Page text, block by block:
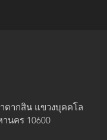
ตากสิน แขวงบุคคโล
นคร 10600